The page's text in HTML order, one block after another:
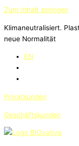
Zum Inhalt springen
Klimaneutralisiert.
neue Normalität
EN
Privatkunden
Geschäftskunden